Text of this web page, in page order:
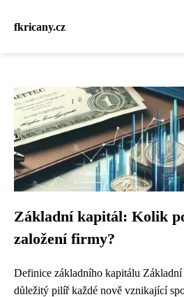
fkricany.cz
Základní kapitál: Kolik
založení firmy?
Definice základního kapitálu Základní
důležitý pilíř každé nově vznikající